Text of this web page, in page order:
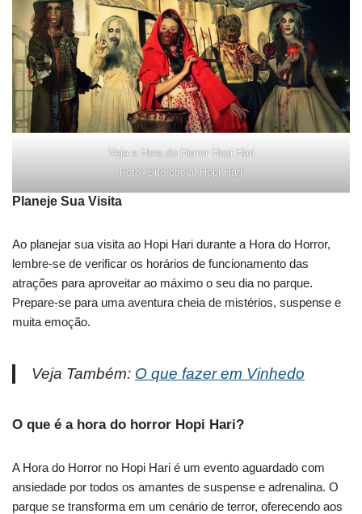
Veja a Hora do Horror Hopi Hari
Foto: Site oficial Hopi Hari
Planeje Sua Visita
Ao planejar sua visita ao Hopi Hari durante a Hora do Horror,
lembre-se de verificar os horários de funcionamento das
atrações para aproveitar ao máximo o seu dia no parque.
Prepare-se para uma aventura cheia de mistérios, suspense e
muita emoção.
Veja Também: O que fazer em Vinhedo
O que é a hora do horror Hopi Hari?
A Hora do Horror no Hopi Hari é um evento aguardado com
ansiedade por todos os amantes de suspense e adrenalina. O
parque se transforma em um cenário de terror, oferecendo aos